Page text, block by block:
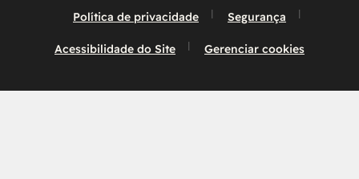
Política de privacidade Segurança
Acessibilidade do Site Gerenciar cookies